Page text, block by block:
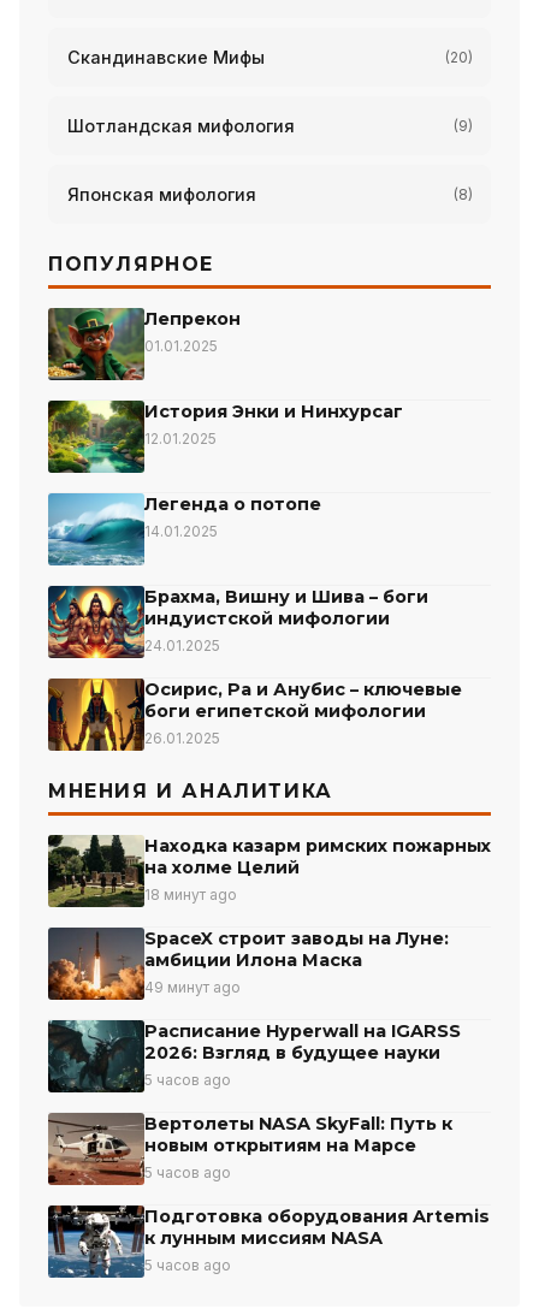
Скандинавские Мифы (20)
Шотландская мифология (9)
Японская мифология (8)
ПОПУЛЯРНОЕ
Лепрекон
01.01.2025
История Энки и Нинхурсаг
12.01.2025
Легенда о потопе
14.01.2025
Брахма, Вишну и Шива – боги
индуистской мифологии
24.01.2025
Осирис, Ра и Анубис – ключевые
боги египетской мифологии
26.01.2025
МНЕНИЯ И АНАЛИТИКА
Находка казарм римских пожарных
на холме Целий
18 минут ago
SpaceX строит заводы на Луне:
амбиции Илона Маска
49 минут ago
Расписание Hyperwall на IGARSS
2026: Взгляд в будущее науки
5 часов ago
Вертолеты NASA SkyFall: Путь к
новым открытиям на Марсе
5 часов ago
Подготовка оборудования Artemis
к лунным миссиям NASA
5 часов ago